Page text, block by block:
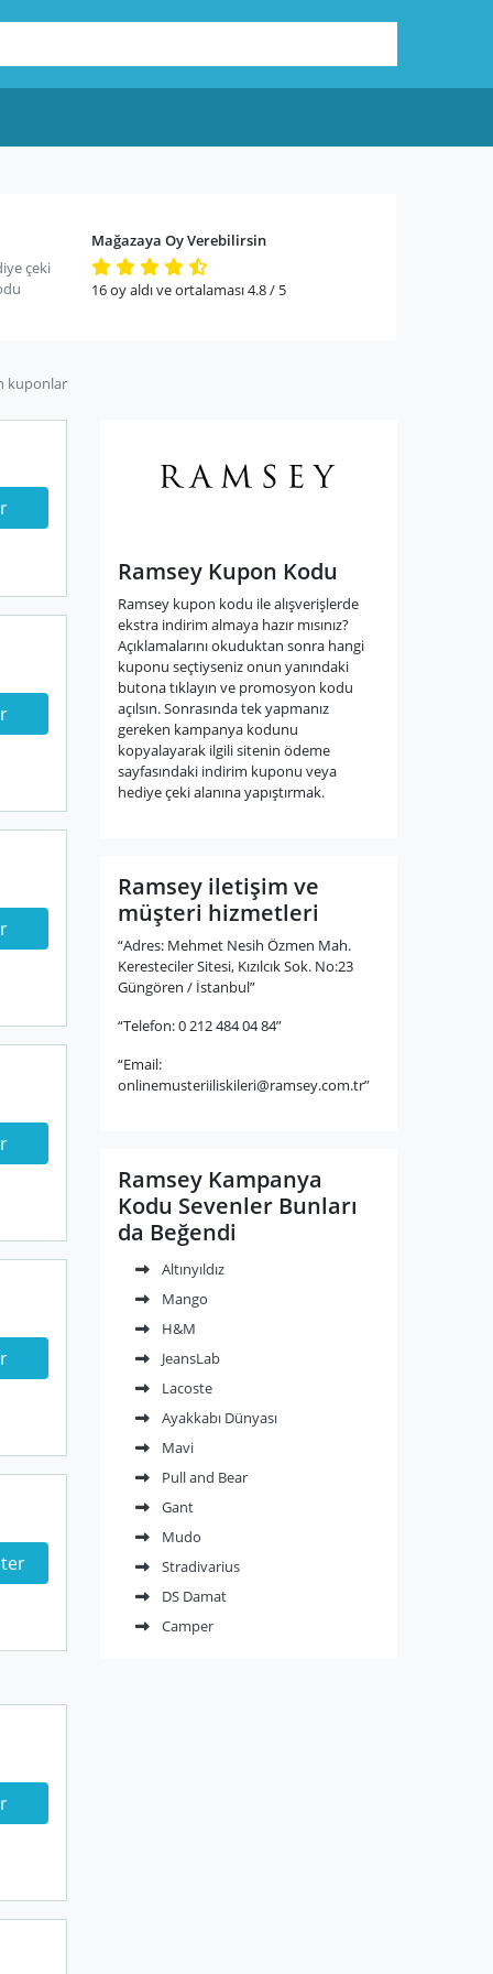
Mağazaya Oy Verebilirsin
16oy aldı ve ortalaması4.8/ 5
çeki
kuponlar
Ramsey Kupon Kodu
Ramsey kupon kodu ile alışverişlerde
ekstra indirim almaya hazır mısınız?
Açıklamalarını okuduktan sonra hangi
kuponu seçtiyseniz onun yanındaki
butona tıklayın ve promosyon kodu
açılsın. Sonrasında tek yapmanız
gereken kampanya kodunu
kopyalayarak ilgili sitenin ödeme
sayfasındaki indirim kuponu veya
hediye çeki alanına yapıştırmak.
Ramsey iletişim ve
müşteri hizmetleri
“Adres: Mehmet Nesih Özmen Mah.
Keresteciler Sitesi, Kızılcık Sok. No:23
Güngören / İstanbul”
“Telefon: 0 212 484 04 84”
“Email:
onlinemusteriiliskileri@ramsey.com.tr”
Ramsey Kampanya
Kodu Sevenler Bunları
da Beğendi
Altınyıldız
Mango
H&M
JeansLab
Lacoste
Ayakkabı Dünyası
Mavi
Pull and Bear
Gant
Mudo
Stradivarius
DS Damat
Camper